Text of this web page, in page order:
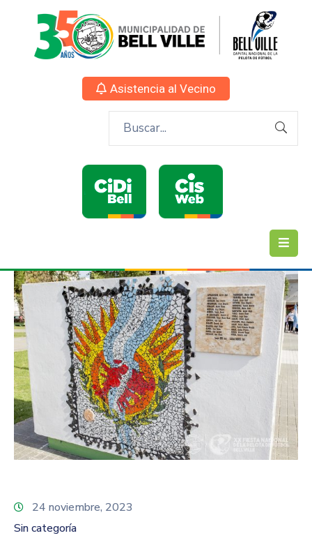
Asistencia al Vecino
24 noviembre, 2023
Sin categoría